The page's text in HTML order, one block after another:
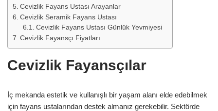
Cevizlik Fayans Ustası Arayanlar
Cevizlik Seramik Fayans Ustası
Cevizlik Fayans Ustası Günlük Yevmiyesi
Cevizlik Fayansçı Fiyatları
Cevizlik Fayansçılar
İç mekanda estetik ve kullanışlı bir yaşam alanı elde edebilmek
için fayans ustalarından destek almanız gerekebilir. Sektörde